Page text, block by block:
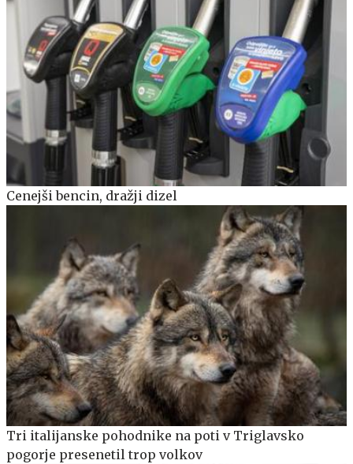
Cenejši bencin, dražji dizel
Tri italijanske pohodnike na poti v Triglavsko
pogorje presenetil trop volkov